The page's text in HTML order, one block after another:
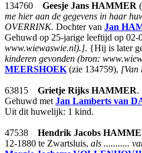
134760 Geesje Jans HAMMER
me hier aan de gegevens in haar
OVERRINK. Dochter van Jan
Gehuwd op 25-jarige leeftijd op 02-
www.wiewaswie.nl).]. {Hij is later
kinderen gevonden (bron:
MEERSHOEK (zie 134759), [Van
63815 Grietje Rijks HAMMER.
Gehuwd met Jan Lamberts van
Uit dit huwelijk: 1 kind.
47538 Hendrik Jacobs
12-1880 te Zwartsluis, als ...........